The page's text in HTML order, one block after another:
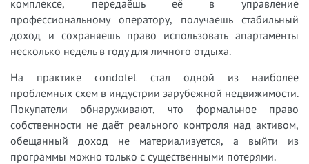
комплексе, передаёшь её в управление
профессиональному оператору, получаешь стабильный
доход и сохраняешь право использовать апартаменты
несколько недель в году для личного отдыха.
На практике condotel стал одной из наиболее
проблемных схем в индустрии зарубежной недвижимости.
Покупатели обнаруживают, что формальное право
собственности не даёт реального контроля над активом,
обещанный доход не материализуется, а выйти из
программы можно только с существенными потерями.